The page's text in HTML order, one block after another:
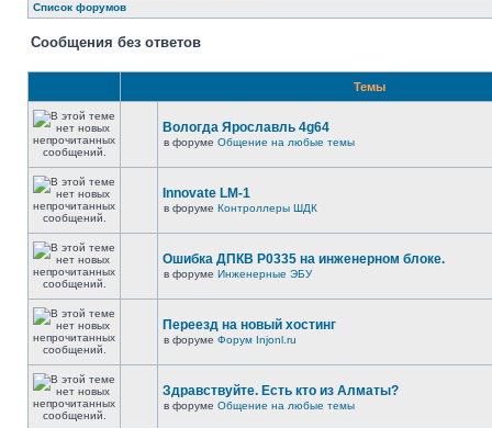
Список форумов
Сообщения без ответов
Темы
Вологда Ярославль 4g64
в форуме Общение на любые темы
Innovate LM-1
в форуме Контроллеры ШДК
Ошибка ДПКВ Р0335 на инженерном блоке.
в форуме Инженерные ЭБУ
Переезд на новый хостинг
в форуме Форум Injonl.ru
Здравствуйте. Есть кто из Алматы?
в форуме Общение на любые темы